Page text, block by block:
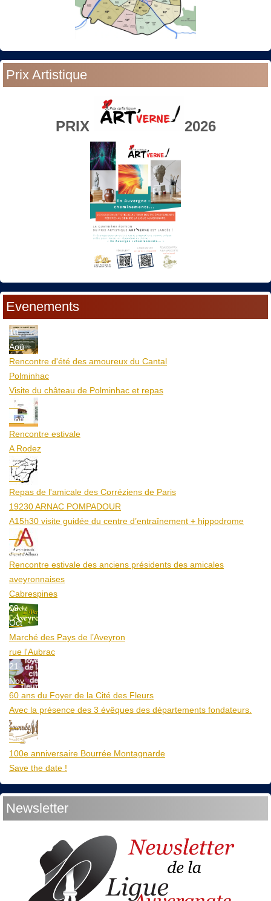
Prix Artistique
PRIX 2026
Evenements
10
Aoû
Rencontre d'été des amoureux du Cantal
Polminhac
Visite du château de Polminhac et repas
12
Aoû
Rencontre estivale
A Rodez
23
Aoû
Repas de l'amicale des Corréziens de Paris
19230 ARNAC POMPADOUR
A15h30 visite guidée du centre d’entraînement + hippodrome
25
Aoû
Rencontre estivale des anciens présidents des amicales
aveyronnaises
Cabrespines
09
Oct
Marché des Pays de l’Aveyron
rue l'Aubrac
21
Nov
60 ans du Foyer de la Cité des Fleurs
Avec la présence des 3 évêques des départements fondateurs.
20
Mar
100e anniversaire Bourrée Montagnarde
Save the date !
Newsletter